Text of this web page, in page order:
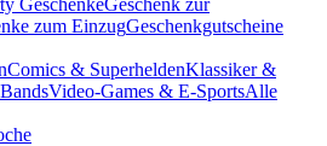
GeschenkeGeschenk zur
zum EinzugGeschenkgutscheine
Comics & SuperheldenKlassiker &
Video-Games & E-SportsAlle